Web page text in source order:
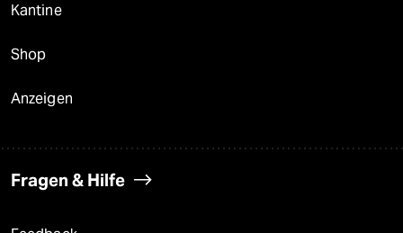
Kantine
Shop
Anzeigen
Fragen & Hilfe